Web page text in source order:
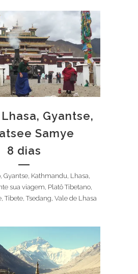
Gyantse,
Samye
8 dias
Gyantse, Kathmandu, Lhasa,
sua viagem, Platô Tibetano,
Tibete, Tsedang, Vale de Lhasa